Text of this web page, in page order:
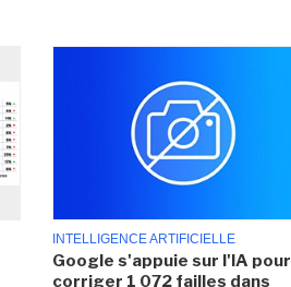
INTELLIGENCE ARTIFICIELLE
Google s'appuie sur l'IA pour
corriger 1 072 failles dans